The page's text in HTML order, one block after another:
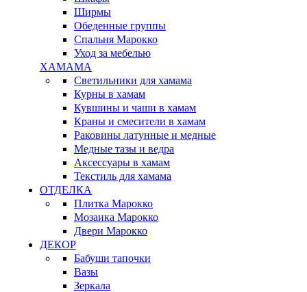
Ширмы
Обеденные группы
Спальня Марокко
Уход за мебелью
ХАМАМА
Светильники для хамама
Курны в хамам
Кувшины и чаши в хамам
Краны и смесители в хамам
Раковины латунные и медные
Медные тазы и ведра
Аксессуары в хамам
Текстиль для хамама
ОТДЕЛКА
Плитка Марокко
Мозаика Марокко
Двери Марокко
ДЕКОР
Бабуши тапочки
Вазы
Зеркала